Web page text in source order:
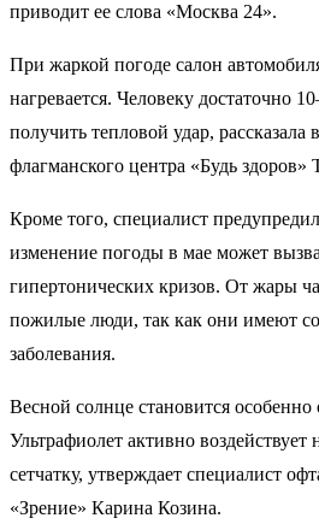
приводит ее слова «Москва 24».
При жаркой погоде салон
нагревается. Человеку достаточно
получить тепловой удар, рассказала
флагманского центра «Будь здоров»
Кроме того, специалист
изменение погоды в мае может
гипертонических кризов. От жары
пожилые люди, так как они имеют
заболевания.
Весной солнце становится особенно
Ультрафиолет активно воздействует
сетчатку, утверждает специалист
«Зрение» Карина Козина.